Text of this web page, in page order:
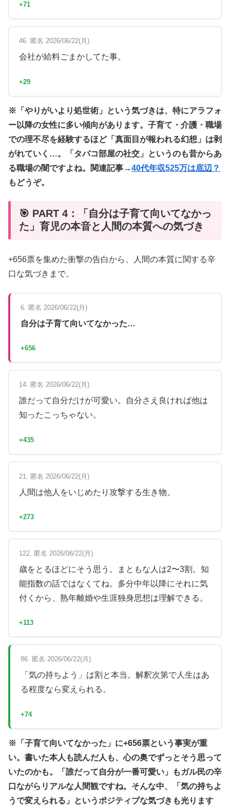
+71
46. 匿名 2026/06/22(月)
会社が給料ごまかしてた事。
+29
※「やりがいより処世術」という気づきは、特にアラフォ
ー以降の女性に多い傾向があります。子育て・介護・職場
での理不尽を経験するほど「真面目が報われる幻想」は剥
がれていく…。「タバコ部屋の社交」というのも昔からあ
る職場の闇ですよね。関連記事→40代年収525万は底辺？
もどうぞ。
🎯 PART 4：「自分は子育て向いてなかっ
た」育児の本音と人間の本質への気づき
+656票を集めた衝撃の告白から、人間の本質に関する辛
口な気づきまで。
6. 匿名 2026/06/22(月)
自分は子育て向いてなかった…
+656
14. 匿名 2026/06/22(月)
誰だって自分だけが可愛い。自分さえ良ければ他は
知ったこっちゃない。
+435
21. 匿名 2026/06/22(月)
人間は他人をいじめたり攻撃する生き物。
+273
122. 匿名 2026/06/22(月)
歳をとるほどにそう思う。まともな人は2〜3割。知
能指数の話ではなくてね。多分中年以降にそれに気
付くから、熟年離婚や生涯独身思想は理解できる。
+113
86. 匿名 2026/06/22(月)
「気の持ちよう」は割と本当。解釈次第で人生はあ
る程度なら変えられる。
+74
※「子育て向いてなかった」に+656票という事実が重
い。書いた本人も読んだ人も、心の奥でずっとそう思って
いたのかも。「誰だって自分が一番可愛い」もガル民の辛
口ながらリアルな人間観ですね。そんな中、「気の持ちよ
うで変えられる」というポジティブな気づきも光ります